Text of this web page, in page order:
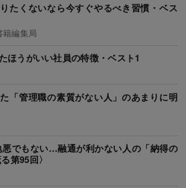
りたくないなら今すぐやるべき習慣・ベス
籍編集局
ほうがいい社員の特徴・ベスト1
「管理職の素質がない人」のあまりに明
でもない…融通が利かない人の「納得の
第95回〉